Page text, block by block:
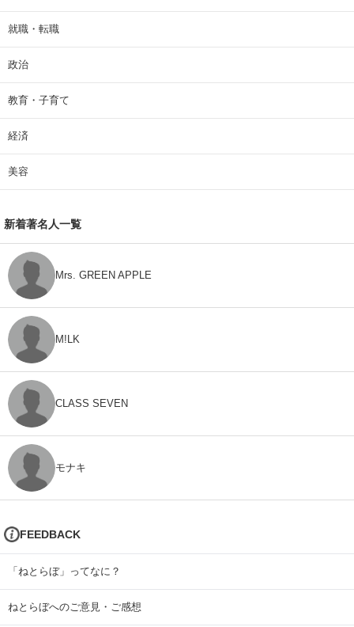
就職・転職
政治
教育・子育て
経済
美容
新着著名人一覧
Mrs. GREEN APPLE
M!LK
CLASS SEVEN
モナキ
FEEDBACK
「ねとらぼ」ってなに？
ねとらぼへのご意見・ご感想